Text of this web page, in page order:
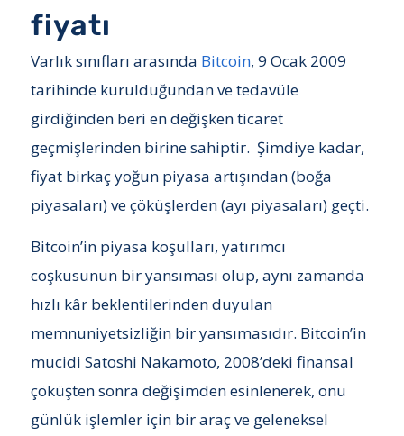
fiyatı
Varlık sınıfları arasında Bitcoin, 9 Ocak 2009
tarihinde kurulduğundan ve tedavüle
girdiğinden beri en değişken ticaret
geçmişlerinden birine sahiptir. Şimdiye kadar,
fiyat birkaç yoğun piyasa artışından (boğa
piyasaları) ve çöküşlerden (ayı piyasaları) geçti.
Bitcoin’in piyasa koşulları, yatırımcı
coşkusunun bir yansıması olup, aynı zamanda
hızlı kâr beklentilerinden duyulan
memnuniyetsizliğin bir yansımasıdır. Bitcoin’in
mucidi Satoshi Nakamoto, 2008’deki finansal
çöküşten sonra değişimden esinlenerek, onu
günlük işlemler için bir araç ve geleneksel